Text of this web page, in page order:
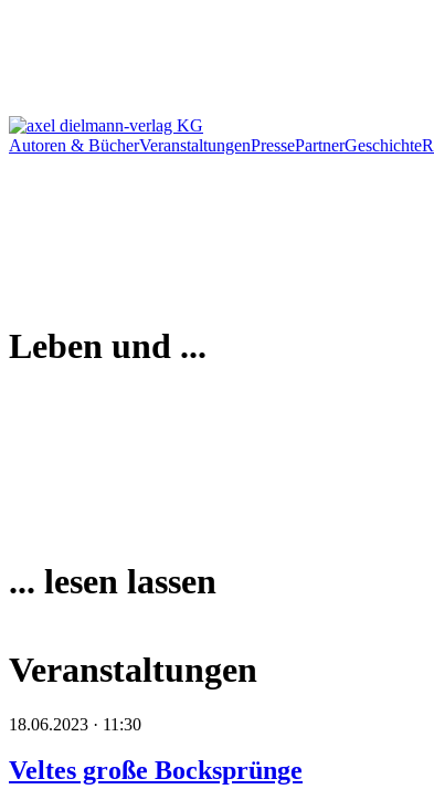
Autoren & BücherVeranstaltungenPressePartnerGeschichte
Leben und ...
... lesen lassen
Veranstaltungen
18.06.2023 · 11:30
Veltes große Bocksprünge